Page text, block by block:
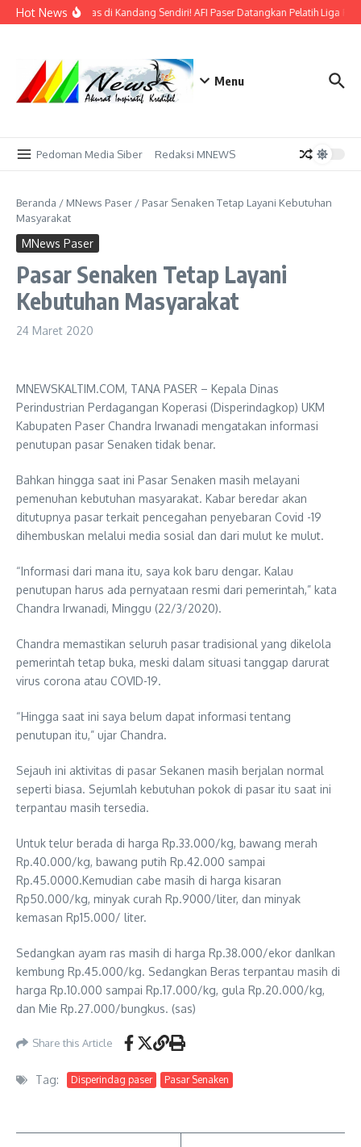
Lewati ke konten
Hot NewsBidik Emas di Kandang Sendiri! AFI Paser Datangkan Pelatih Liga
Menu
Pedoman Media Siber Redaksi MNEWS
Beranda / MNews Paser / Pasar Senaken Tetap Layani Kebutuhan
Masyarakat
MNews Paser
Pasar Senaken Tetap Layani
Kebutuhan Masyarakat
24 Maret 2020
MNEWSKALTIM.COM, TANA PASER – Kepala Dinas
Perindustrian Perdagangan Koperasi (Disperindagkop) UKM
Kabupaten Paser Chandra Irwanadi mengatakan informasi
penutupan pasar Senaken tidak benar.
Bahkan hingga saat ini Pasar Senaken masih melayani
pemenuhan kebutuhan masyarakat. Kabar beredar akan
ditutupnya pasar terkait pencegahan penyebaran Covid -19
dihembuskan melalui media sosial dan dari mulut ke mulut.
“Informasi dari mana itu, saya kok baru dengar. Kalau
penutupan harus ada pernyataan resmi dari pemerintah,” kata
Chandra Irwanadi, Minggu (22/3/2020).
Chandra memastikan seluruh pasar tradisional yang dikelola
pemerintah tetap buka, meski dalam situasi tanggap darurat
virus corona atau COVID-19.
“Hingga saat ini saya belum dapat informasi tentang
penutupan itu,” ujar Chandra.
Sejauh ini aktivitas di pasar Sekanen masih berjalan normal
seperti biasa. Sejumlah kebutuhan pokok di pasar itu saat ini
terpantau masih tersedia.
Untuk telur berada di harga Rp.33.000/kg, bawang merah
Rp.40.000/kg, bawang putih Rp.42.000 sampai
Rp.45.0000.Kemudian cabe masih di harga kisaran
Rp50.000/kg, minyak curah Rp.9000/liter, dan minyak
kemasan Rp15.000/ liter.
Sedangkan ayam ras masih di harga Rp.38.000/ekor danIkan
kembung Rp.45.000/kg. Sedangkan Beras terpantau masih di
harga Rp.10.000 sampai Rp.17.000/kg, gula Rp.20.000/kg,
dan Mie Rp.27.000/bungkus. (sas)
Share this Article
Tag: Disperindag paser Pasar Senaken